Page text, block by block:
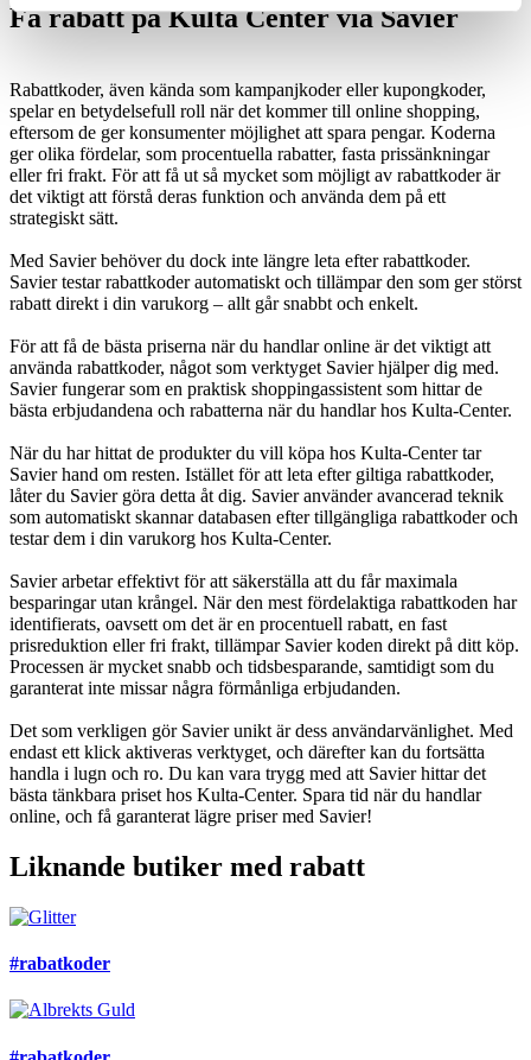
Få rabatt på Kulta Center via Savier
Rabattkoder, även kända som kampanjkoder eller kupongkoder,
spelar en betydelsefull roll när det kommer till online shopping,
eftersom de ger konsumenter möjlighet att spara pengar. Koderna
ger olika fördelar, som procentuella rabatter, fasta prissänkningar
eller fri frakt. För att få ut så mycket som möjligt av rabattkoder är
det viktigt att förstå deras funktion och använda dem på ett
strategiskt sätt.
Med Savier behöver du dock inte längre leta efter rabattkoder.
Savier testar rabattkoder automatiskt och tillämpar den som ger störst
rabatt direkt i din varukorg – allt går snabbt och enkelt.
För att få de bästa priserna när du handlar online är det viktigt att
använda rabattkoder, något som verktyget Savier hjälper dig med.
Savier fungerar som en praktisk shoppingassistent som hittar de
bästa erbjudandena och rabatterna när du handlar hos Kulta-Center.
När du har hittat de produkter du vill köpa hos Kulta-Center tar
Savier hand om resten. Istället för att leta efter giltiga rabattkoder,
låter du Savier göra detta åt dig. Savier använder avancerad teknik
som automatiskt skannar databasen efter tillgängliga rabattkoder och
testar dem i din varukorg hos Kulta-Center.
Savier arbetar effektivt för att säkerställa att du får maximala
besparingar utan krångel. När den mest fördelaktiga rabattkoden har
identifierats, oavsett om det är en procentuell rabatt, en fast
prisreduktion eller fri frakt, tillämpar Savier koden direkt på ditt köp.
Processen är mycket snabb och tidsbesparande, samtidigt som du
garanterat inte missar några förmånliga erbjudanden.
Det som verkligen gör Savier unikt är dess användarvänlighet. Med
endast ett klick aktiveras verktyget, och därefter kan du fortsätta
handla i lugn och ro. Du kan vara trygg med att Savier hittar det
bästa tänkbara priset hos Kulta-Center. Spara tid när du handlar
online, och få garanterat lägre priser med Savier!
Liknande butiker med rabatt
#rabatkoder